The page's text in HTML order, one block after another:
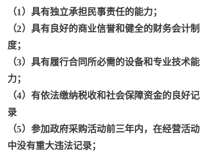
（1）具有独立承担民事责任的能力；
（2）具有良好的商业信誉和健全的财务会计制
度；
（3）具有履行合同所必需的设备和专业技术能
力；
（4）有依法缴纳税收和社会保障资金的良好记
录
（5）参加政府采购活动前三年内，在经营活动
中没有重大违法记录；